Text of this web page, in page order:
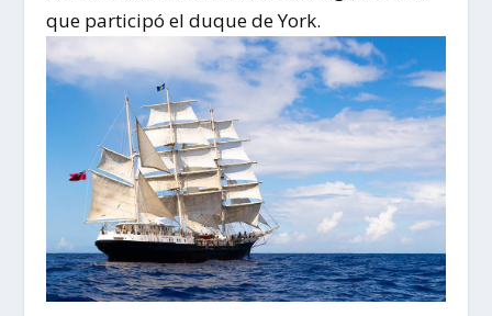
que participó el duque de York.